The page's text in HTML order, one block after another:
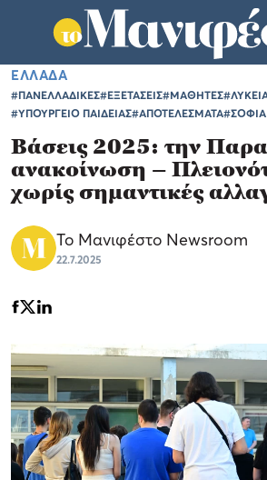
ΕΛΛΑΔΑ
#ΠΑΝΕΛΛΑΔΙΚΕΣ#ΕΞΕΤΑΣΕΙΣ#ΜΑΘΗΤΕΣ
#ΥΠΟΥΡΓΕΙΟ ΠΑΙΔΕΙΑΣ#ΑΠΟΤΕΛΕΣΜΑΤΑ
Βάσεις 2025: την
ανακοίνωση –
χωρίς σημαντικές
Το Μανιφέστο Newsroom
22.7.2025